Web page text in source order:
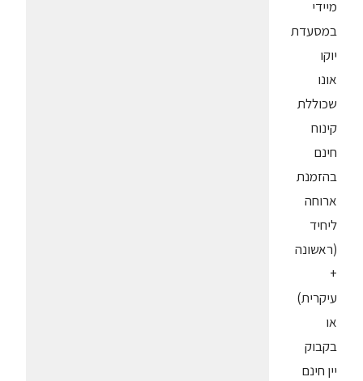
מיידי
במסעדת
יוקו
אונו
שכוללת
קינוח
חינם
בהזמנת
ארוחה
ליחיד
(ראשונה
+
עיקרית)
או
בקבוק
יין חינם